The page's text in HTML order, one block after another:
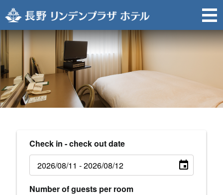
Check in - check out date
Number of guests per room